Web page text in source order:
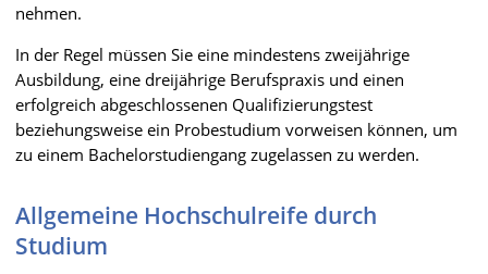
nehmen.
In der Regel müssen Sie eine mindestens zweijährige
Ausbildung, eine dreijährige Berufspraxis und einen
erfolgreich abgeschlossenen Qualifizierungstest
beziehungsweise ein Probestudium vorweisen können, um
zu einem Bachelorstudiengang zugelassen zu werden.
Allgemeine Hochschulreife durch
Studium